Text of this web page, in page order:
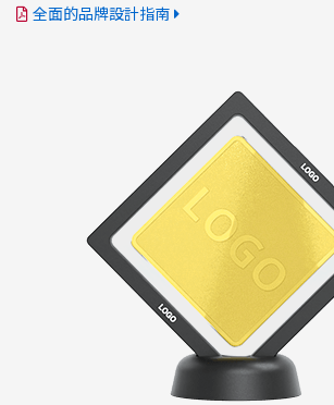
全面的品牌設計指南